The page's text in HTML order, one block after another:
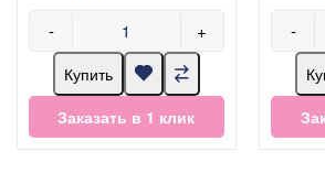
- +
Купить
Заказать в 1 клик
-